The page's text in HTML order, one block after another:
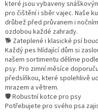
které jsou vybaveny
pro čištění i sběr vajec. Naše
drůbež před průvanem i
ozdobou každé zahrady.
🐕 Zateplené i klasické psí
Každý pes hlídající dům si
našem sortimentu dělíme
psy. Pro zimní měsíce
předsíňkou, které spolehlivě
mrazem a větrem.
🛡️ Robustní kotce pro psy
Potřebujete pro svého psa